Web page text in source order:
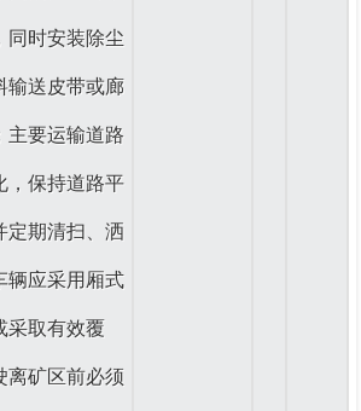
同时安装除尘
输送皮带或廊
主要运输道路
，保持道路平
定期清扫、洒
辆应采用厢式
采取有效覆
离矿区前必须